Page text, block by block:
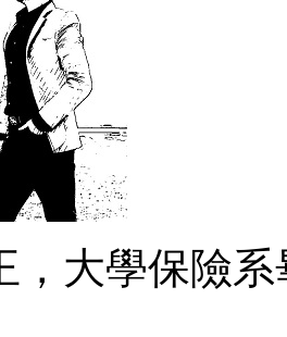
，大學保險